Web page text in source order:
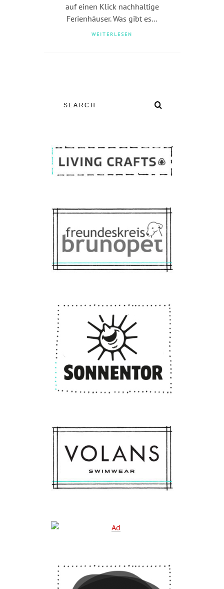
auf einen Klick nachhaltige
Ferienhäuser. Was gibt es…
WEITERLESEN